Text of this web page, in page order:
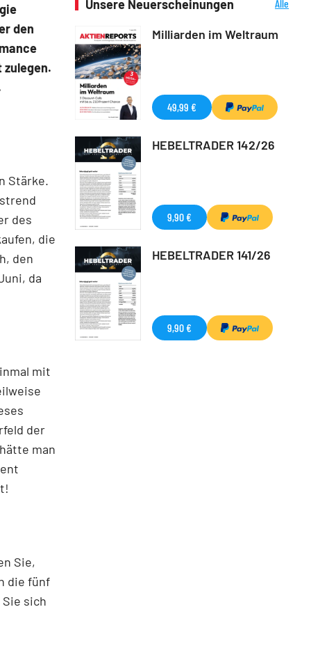
den
Stärke.
des
die
den
da
mit
der
man
Sie,
die fünf
sich
Unsere Neuerscheinungen
Alle
Milliarden im Weltraum
49,99 €
HEBELTRADER 142/26
9,90 €
HEBELTRADER 141/26
9,90 €